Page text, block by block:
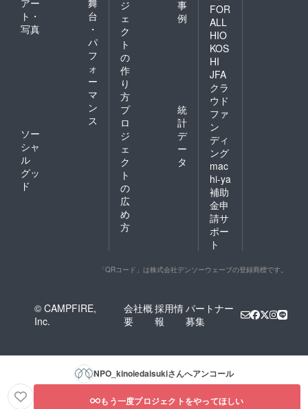
ト・
写真
台
・
パ
フ
ォ
ー
マ
ン
ス
ソー
シャ
ル
グッ
ド
ジ
ェ
ク
ト
の
作
り
方
事
例
プ
ロ
ジ
ェ
ク
ト
の
広
め
方
統
計
デ
ー
タ
FOR
ALL
HIO
KOS
HI
JFA
クラ
ウド
ファ
ン
ディ
ング
mac
hi-ya
補助
金申
請サ
ポー
ト
「QRコード」は株式会社デンソーウェーブの登録商標です。
© CAMPFIRE,
Inc.
会社概
要
採用情
報
パートナー
募集
NPO_kinoiedaisukiさんへアンコール
もう一度プロジェクトをやってほしい